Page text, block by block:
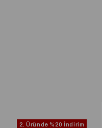
2. Üründe%20 İndirim